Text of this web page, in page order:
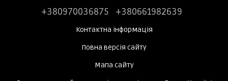
+380970036875 +380661982639
Контактна інформація
Повна версія сайту
Мапа сайту